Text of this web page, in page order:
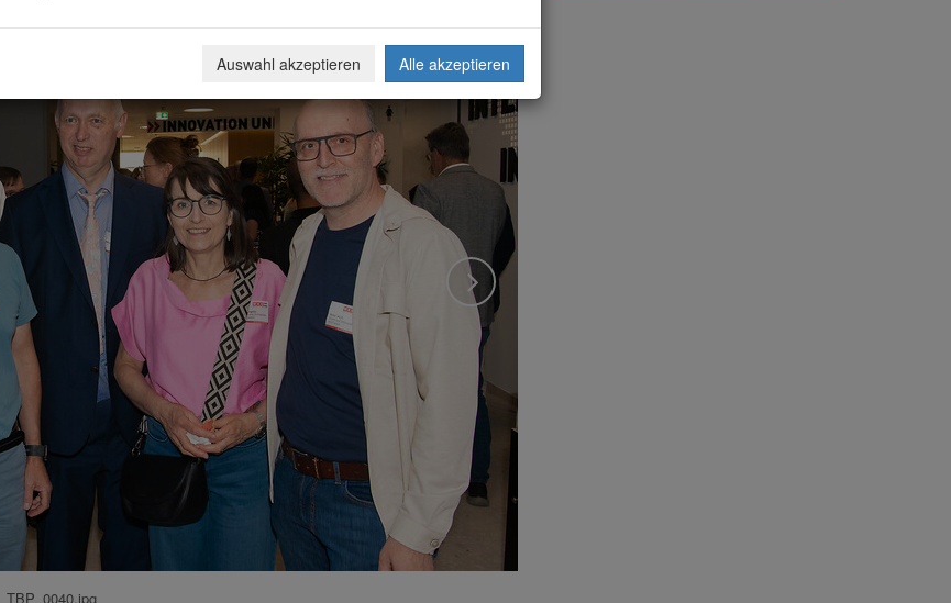
TBP_0040.jpg
Auswahl akzeptieren Alle akzeptieren